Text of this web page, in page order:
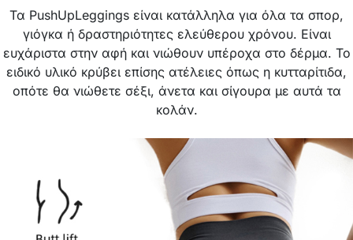
Τα PushUpLeggings είναι κατάλληλα για όλα τα σπορ,
γιόγκα ή δραστηριότητες ελεύθερου χρόνου. Είναι
ευχάριστα στην αφή και νιώθουν υπέροχα στο δέρμα. Το
ειδικό υλικό κρύβει επίσης ατέλειες όπως η κυτταρίτιδα,
οπότε θα νιώθετε σέξι, άνετα και σίγουρα με αυτά τα
κολάν.